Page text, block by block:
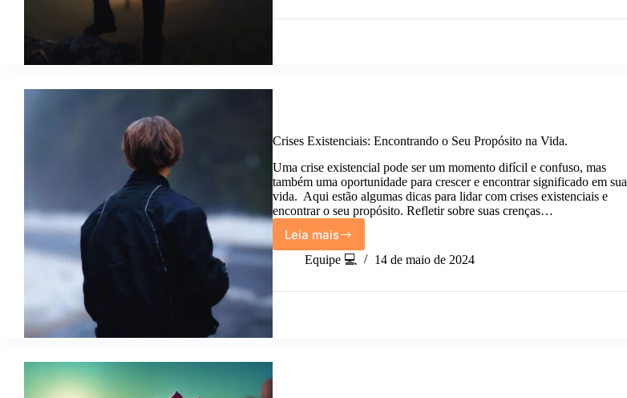
Crises Existenciais: Encontrando o Seu Propósito na Vida.
Uma crise existencial pode ser um momento difícil e confuso, mas
também uma oportunidade para crescer e encontrar significado em sua
vida. Aqui estão algumas dicas para lidar com crises existenciais e
encontrar o seu propósito. Refletir sobre suas crenças…
Leia mais
Crises
Existenciais:
Encontrando
Equipe 💻 14 de maio de 2024